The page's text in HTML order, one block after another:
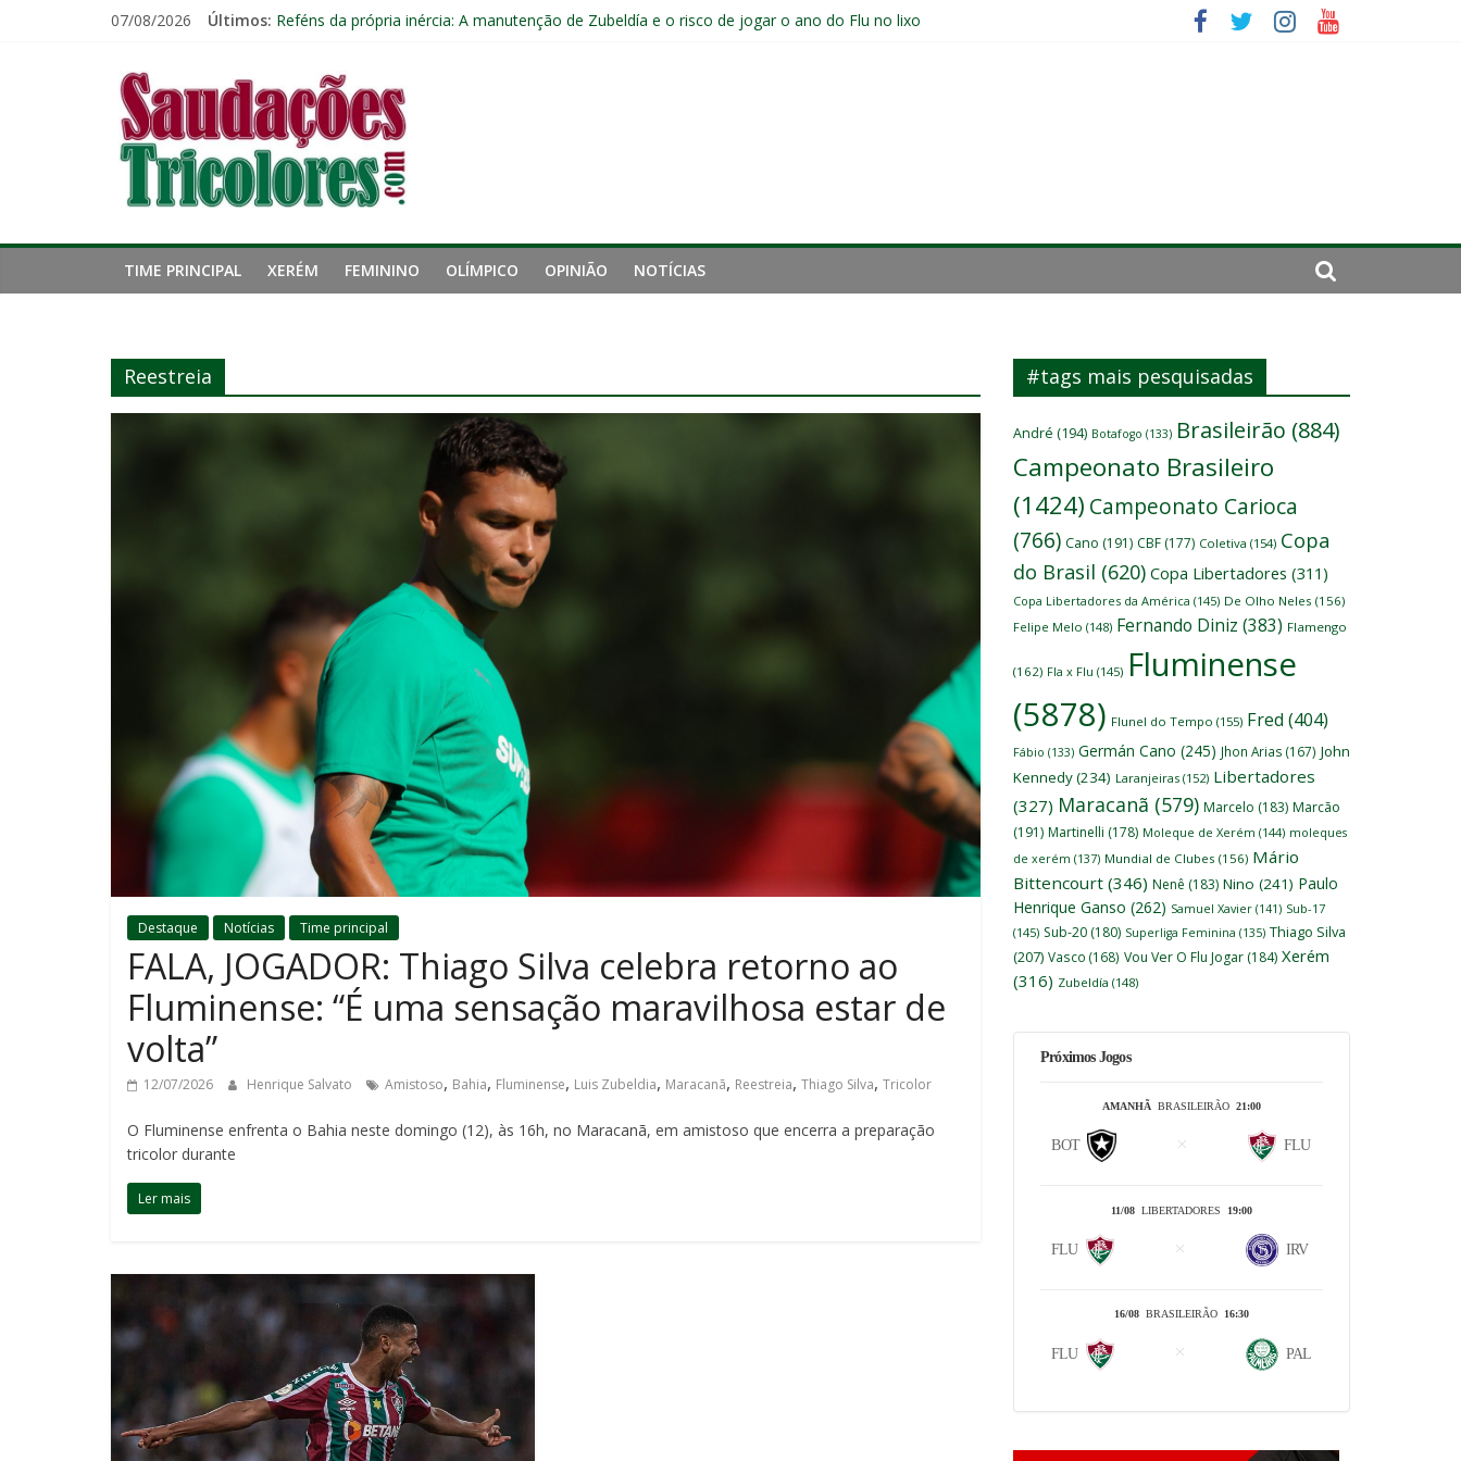
07/08/2026 Últimos: Reféns da própria inércia: A manutenção de Zubeldía e o risco de jogar o ano do Flu no lixo
Freguesia: Vasco é o time que mais derrotou o Fluminense de Zubeldía
Eliminação para o Vasco amplia jejum do Fluminense para seis jogos, a pior sequência desde a crise de 2024
Saudações
Tricolores
TIME PRINCIPAL XERÉM FEMININO OLÍMPICO OPINIÃO NOTÍCIAS
Reestreia
Destaque Notícias Time principal
FALA, JOGADOR: Thiago Silva celebra retorno ao
Fluminense: “É uma sensação maravilhosa estar de
volta”
12/07/2026 Henrique Salvato Amistoso, Bahia, Fluminense, Luis Zubeldia, Maracanã, Reestreia, Thiago Silva, Tricolor
O Fluminense enfrenta o Bahia neste domingo (12), às 16h, no Maracanã, em amistoso que encerra a preparação
tricolor durante
Ler mais
#tags mais pesquisadas
André (194) Botafogo (133) Brasileirão (884)
Campeonato Brasileiro
(1424) Campeonato Carioca
(766) Cano (191) CBF (177) Coletiva (154) Copa
do Brasil (620) Copa Libertadores (311)
Copa Libertadores da América (145) De Olho Neles (156)
Felipe Melo (148) Fernando Diniz (383) Flamengo
(162) Fla x Flu (145) Fluminense
(5878) Flunel do Tempo (155) Fred (404)
Fábio (133) Germán Cano (245) Jhon Arias (167) John
Kennedy(234) Laranjeiras (152) Libertadores
(327) Maracanã (579) Marcelo (183) Marcão
(191) Martinelli (178) Moleque de Xerém (144) moleques
de xerém (137) Mundial de Clubes (156) Mário
Bittencourt (346) Nenê (183) Nino (241) Paulo
Henrique Ganso (262) Samuel Xavier (141) Sub-17
(145) Sub-20 (180) Superliga Feminina (135) Thiago Silva
(207) Vasco (168) Vou Ver O Flu Jogar (184) Xerém
(316) Zubeldía (148)
Próximos Jogos
AMANHÃ BRASILEIRÃO 21:00
BOT FLU
11/08 LIBERTADORES 19:00
FLU IRV
16/08 BRASILEIRÃO 16:30
FLU PAL